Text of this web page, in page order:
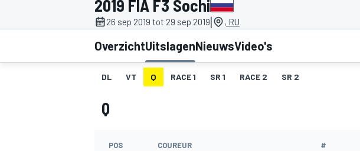
2019 FIA F3 Sochi
26 sep 2019 tot 29 sep 2019| , RU
OverzichtUitslagenNieuwsVideo's
DL VT Q RACE 1 SR 1 RACE 2 SR 2
Q
POS COUREUR #